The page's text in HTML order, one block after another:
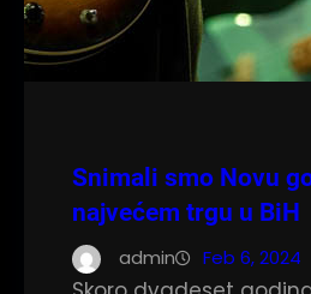
Snimali smo Novu
najvećem trgu u BiH
admin Feb 6, 2024